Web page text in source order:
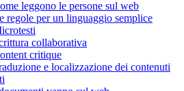
leggono le persone sul web
regole per un linguaggio semplice
collaborativa
critique
e localizzazione dei contenuti